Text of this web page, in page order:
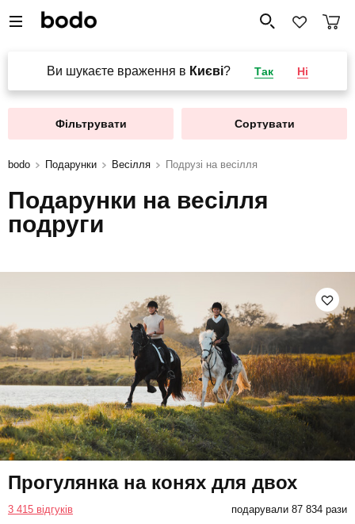
Ви шукаєте враження в Києві? Так Ні
Фільтрувати Сортувати
bodo Подарунки Весілля Подрузі на весілля
Подарунки на весілля
подруги
Прогулянка на конях для двох
3 415 відгуків подарували 87 834 рази